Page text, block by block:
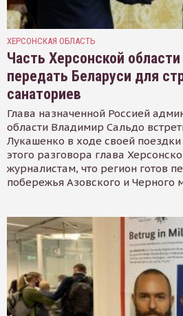
ХЕРСОНСКАЯ ОБЛАСТЬ
Часть Херсонской
передать Беларуси для
санаториев
Глава назначенной Россией
области Владимир Сальдо
Лукашенко в ходе своей
этого разговора глава
журналистам, что регион готов
побережья Азовского и Черного